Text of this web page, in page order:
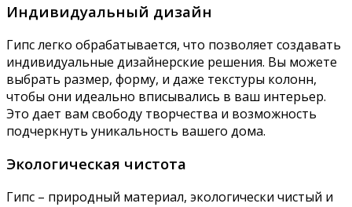
Индивидуальный дизайн
Гипс легко обрабатывается, что позволяет создавать
индивидуальные дизайнерские решения. Вы можете
выбрать размер, форму, и даже текстуры колонн,
чтобы они идеально вписывались в ваш интерьер.
Это дает вам свободу творчества и возможность
подчеркнуть уникальность вашего дома.
Экологическая чистота
Гипс – природный материал, экологически чистый и